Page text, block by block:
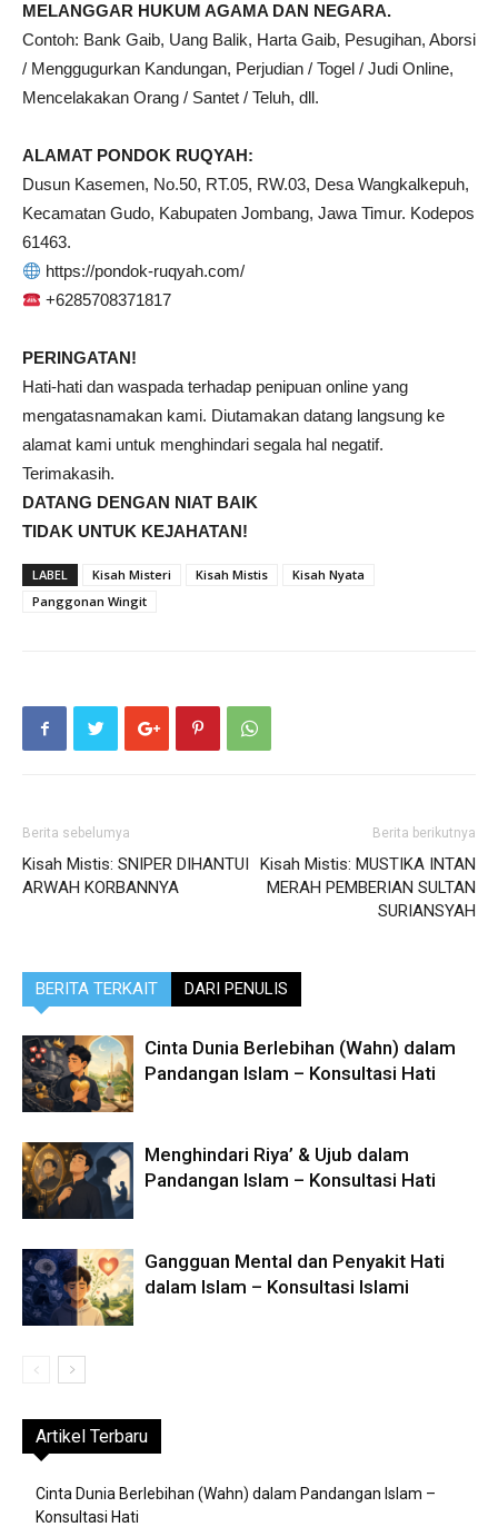
MELANGGAR HUKUM AGAMA DAN NEGARA.
Contoh: Bank Gaib, Uang Balik, Harta Gaib, Pesugihan, Aborsi
/ Menggugurkan Kandungan, Perjudian / Togel / Judi Online,
Mencelakakan Orang / Santet / Teluh, dll.
ALAMAT PONDOK RUQYAH:
Dusun Kasemen, No.50, RT.05, RW.03, Desa Wangkalkepuh,
Kecamatan Gudo, Kabupaten Jombang, Jawa Timur. Kodepos
61463.
https://pondok-ruqyah.com/
+6285708371817
PERINGATAN!
Hati-hati dan waspada terhadap penipuan online yang
mengatasnamakan kami. Diutamakan datang langsung ke
alamat kami untuk menghindari segala hal negatif.
Terimakasih.
DATANG DENGAN NIAT BAIK
TIDAK UNTUK KEJAHATAN!
LABEL Kisah Misteri Kisah Mistis
Kisah Nyata
Panggonan Wingit
Berita sebelumya
Kisah Mistis: SNIPER DIHANTUI
ARWAH KORBANNYA
Berita berikutnya
Kisah Mistis: MUSTIKA INTAN
MERAH PEMBERIAN SULTAN
SURIANSYAH
BERITA TERKAIT DARI PENULIS
Cinta Dunia Berlebihan (Wahn) dalam
Pandangan Islam – Konsultasi Hati
Menghindari Riya’ & Ujub dalam
Pandangan Islam – Konsultasi Hati
Gangguan Mental dan Penyakit Hati
dalam Islam – Konsultasi Islami
Artikel Terbaru
Cinta Dunia Berlebihan (Wahn) dalam Pandangan Islam –
Konsultasi Hati